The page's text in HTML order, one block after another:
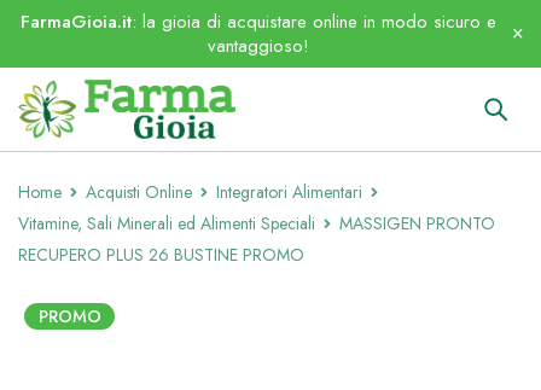
FarmaGioia.it: la gioia di acquistare online in modo sicuro e
vantaggioso!
Home Acquisti Online
Integratori Alimentari
Vitamine, Sali Minerali ed Alimenti Speciali
MASSIGEN PRONTO
RECUPERO PLUS 26 BUSTINE PROMO
PROMO